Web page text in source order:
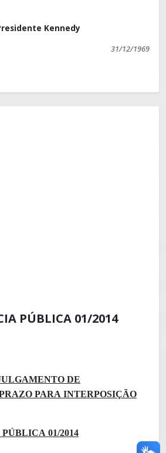
Kennedy
31/12/1969
PÚBLICA 01/2014
DE
PARA INTERPOSIÇÃO
01/2014